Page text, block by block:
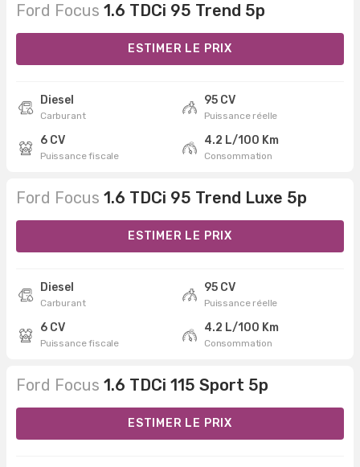
Ford Focus 1.6 TDCi 95 Trend 5p
ESTIMER LE PRIX
Diesel
Carburant
95 CV
Puissance réelle
6 CV
Puissance fiscale
4.2 L/100 Km
Consommation
Ford Focus 1.6 TDCi 95 Trend Luxe 5p
ESTIMER LE PRIX
Diesel
Carburant
95 CV
Puissance réelle
6 CV
Puissance fiscale
4.2 L/100 Km
Consommation
Ford Focus 1.6 TDCi 115 Sport 5p
ESTIMER LE PRIX